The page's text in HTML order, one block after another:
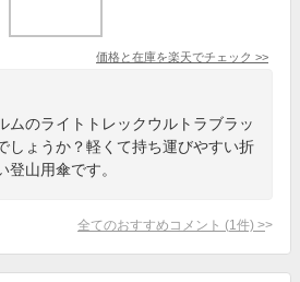
価格と在庫を楽天でチェック >>
ムのライトトレックウルトラブラッ
しょうか？軽くて持ち運びやすい折
登山用傘です。
全てのおすすめコメント (1 件) >